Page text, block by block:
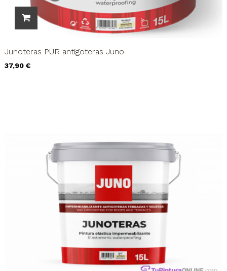
Junoteras PUR antigoteras Juno
Precio
37,90 €